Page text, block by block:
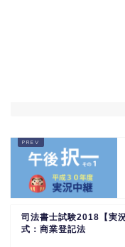
司法書士試験2018【実
式：商業登記法